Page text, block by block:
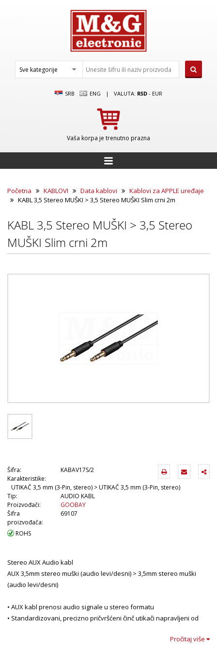
SRB ENG | VALUTA: RSD - EUR
Vaša korpa je trenutno prazna
Početna KABLOVI Data kablovi
Kablovi za APPLE uređaje
KABL 3,5 Stereo MUŠKI > 3,5 Stereo MUŠKI Slim crni 2m
KABL 3,5 Stereo MUŠKI > 3,5 Stereo
MUŠKI Slim crni 2m
Šifra:
KABAV17S/2
Karakteristike:
UTIKAČ 3,5 mm (3-Pin, stereo) > UTIKAČ 3,5 mm (3-Pin, stereo)
Tip:
AUDIO KABL
Proizvođači:
GOOBAY
Šifra
proizvođača:
69107
ROHS
Stereo AUX Audio kabl
AUX 3,5mm stereo muški (audio levi/desni) > 3,5mm stereo muški
(audio levi/desni)
• AUX kabl prenosi audio signale u stereo formatu
• Standardizovani, precizno pričvršćeni činč utikači napravljeni od
• Audio kabl povezuje uređaje sa priključcima za vrhunski kvalitet
Pročitaj više